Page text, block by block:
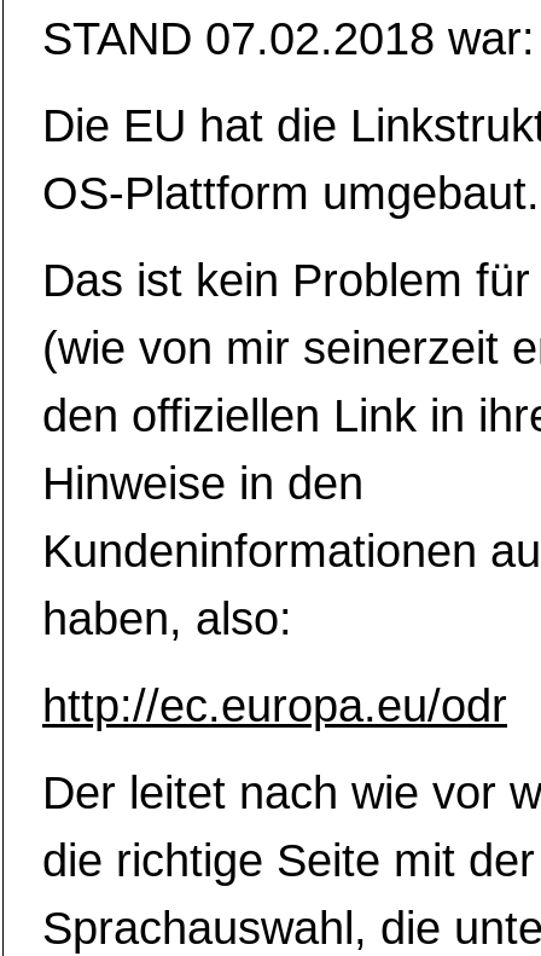
STAND 07.02.2018 war:
Die EU hat die
OS-Plattform umgebaut.
Das ist kein Problem
(wie von mir seinerzeit
den offiziellen Link in
Hinweise in den
Kundeninformationen
haben, also:
http://ec.europa.eu/odr
Der leitet nach wie vor
die richtige Seite mit der
Sprachauswahl, die